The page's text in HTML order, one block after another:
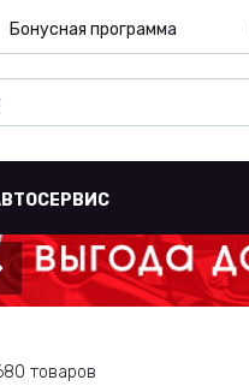
Бонусная программа
товаров